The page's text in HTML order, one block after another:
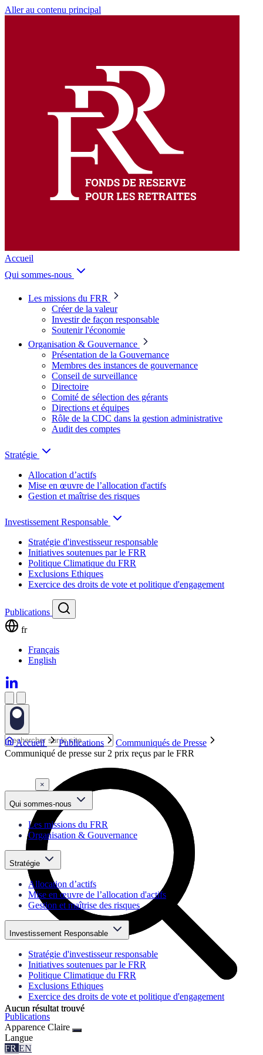
Aller au contenu principal
Accueil
Qui sommes-nous
Les missions du FRR
Créer de la valeur
Investir de façon responsable
Soutenir l'économie
Organisation & Gouvernance
Présentation de la Gouvernance
Membres des instances de gouvernance
Conseil de surveillance
Directoire
Comité de sélection des gérants
Directions et équipes
Rôle de la CDC dans la gestion administrative
Audit des comptes
Stratégie
Allocation d’actifs
Mise en œuvre de l’allocation d'actifs
Gestion et maîtrise des risques
Investissement Responsable
Stratégie d'investisseur responsable
Initiatives soutenues par le FRR
Politique Climatique du FRR
Exclusions Ethiques
Exercice des droits de vote et politique d'engagement
Publications
fr
Français
English
Aucun résultat trouvé
Aucun résultat trouvé
Accueil Publications
Communiqués de Presse
Communiqué de presse sur 2 prix reçus par le FRR
×
Qui sommes-nous
Les missions du FRR
Organisation & Gouvernance
Stratégie
Allocation d’actifs
Mise en œuvre de l’allocation d'actifs
Gestion et maîtrise des risques
Investissement Responsable
Stratégie d'investisseur responsable
Initiatives soutenues par le FRR
Politique Climatique du FRR
Exclusions Ethiques
Exercice des droits de vote et politique d'engagement
Publications
Apparence Claire
Langue
FR EN